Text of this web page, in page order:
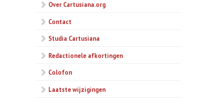
Over Cartusiana.org
Contact
Studia Cartusiana
Redactionele afkortingen
Colofon
Laatste wijzigingen